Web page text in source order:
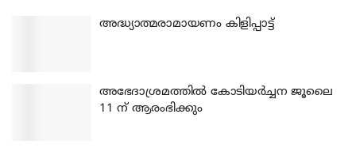
അദ്ധ്യാത്മരാമായണം കിളിപ്പാട്ട്
അഭേദാശ്രമത്തില്‍ കോടിയര്‍ച്ചന ജൂലൈ
11 ന് ആരംഭിക്കും